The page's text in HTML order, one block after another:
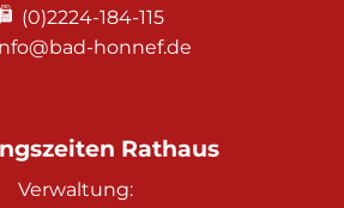
(0)2224-184-115
honnef.de
Rathaus
Verwaltung: